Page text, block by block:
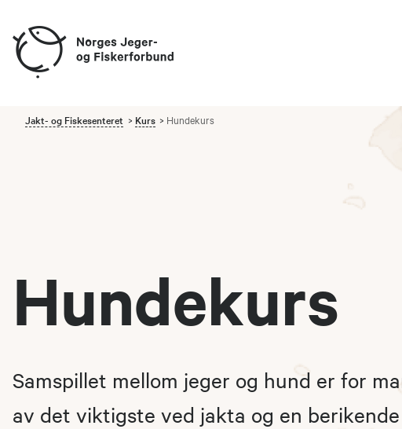
Jakt- og Fiskesenteret Kurs Hundekurs
Hundekurs
Samspillet mellom jeger og hund er for
av det viktigste ved jakta og en